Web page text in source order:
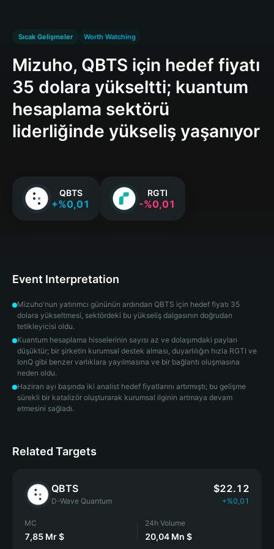
Sıcak Gelişmeler Worth Watching
Mizuho, QBTS için hedef fiyatı
35 dolara yükseltti; kuantum
hesaplama sektörü
liderliğinde yükseliş yaşanıyor
QBTS
+%0,01
RGTI
-%0,01
Event Interpretation
Mizuho'nun yatırımcı gününün ardından QBTS için hedef fiyatı 35
dolara yükseltmesi, sektördeki bu yükseliş dalgasının doğrudan
tetikleyicisi oldu.
Kuantum hesaplama hisselerinin sayısı az ve dolaşımdaki payları
düşüktür; bir şirketin kurumsal destek alması, duyarlılığın hızla RGTI ve
IonQ gibi benzer varlıklara yayılmasına ve bir bağlantı oluşmasına
neden oldu.
Haziran ayı başında iki analist hedef fiyatlarını artırmıştı; bu gelişme
sürekli bir katalizör oluşturarak kurumsal ilginin artmaya devam
etmesini sağladı.
Related Targets
QBTS $22.12
D-Wave Quantum +%0,01
MC
7,85 Mr $
24h Volume
20,04 Mn $